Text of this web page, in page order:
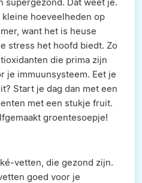
kleine hoeveelheden op
want het is heuse
stress het hoofd biedt. Zo
die prima zijn
je immuunsysteem. Eet je
Start je dag dan met een
met een stukje fruit.
groentesoepje!
vetten, die gezond zijn.
goed voor je